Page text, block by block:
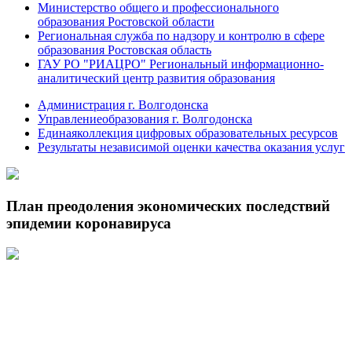
Министерство общего и профессионального
образования Ростовской области
Региональная служба по надзору и контролю в сфере
образования Ростовская область
ГАУ РО "РИАЦРО" Региональный информационно-
аналитический центр развития образования
Администрация г. Волгодонска
Управлениеобразования г. Волгодонска
Единаяколлекция цифровых образовательных ресурсов
Результаты независимой оценки качества оказания услуг
План преодоления экономических последствий
эпидемии коронавируса